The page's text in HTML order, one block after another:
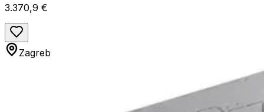
3.370,9 €
Zagreb